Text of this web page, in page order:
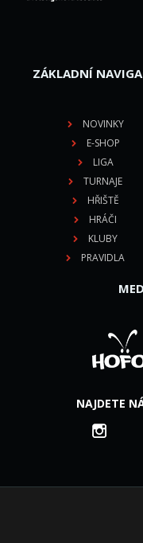
ZÁKLADNÍ
NOVINKY
E-SHOP
LIGA
TURNAJE
HŘIŠTĚ
HRÁČI
KLUBY
PRAVIDLA
NAJDETE